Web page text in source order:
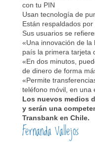
con tu PIN
Usan tecnología de
Están respaldados por
Sus usuarios se
«Una innovación de
país la primera tarjeta
«En dos minutos,
de dinero de forma
«Permite
teléfono móvil, en una
Los nuevos medios
y serán una
Transbank en Chile.
Fernanda Vallejos